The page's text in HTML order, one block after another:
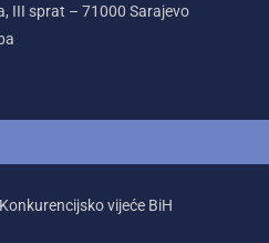
III sprat – 71000‌ Sarajevo
vijeće BiH